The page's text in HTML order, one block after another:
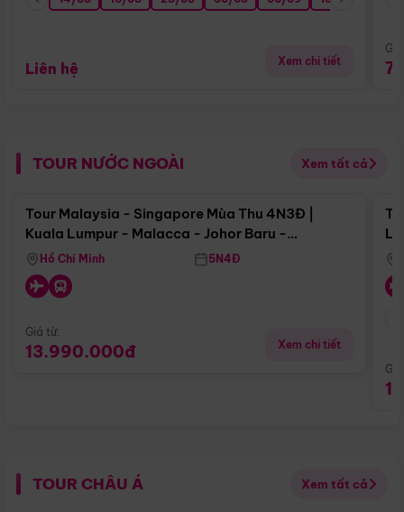
Liên hệ Xem chi tiết
TOUR NƯỚC NGOÀI Xem tất cả
Điểm nổi bật
Tour Malaysia - Singapore Mùa Thu 4N3Đ |
Kuala Lumpur - Malacca - Johor Baru -
Singapore
Hồ Chí Minh 5N4Đ
Giá từ:
13.990.000đ Xem chi tiết
TOUR CHÂU Á Xem tất cả
Điểm nổi bật